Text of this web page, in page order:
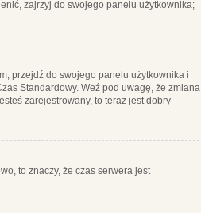
zajrzyj do swojego panelu użytkownika;
przejdź do swojego panelu użytkownika i
Standardowy. Weź pod uwagę, że zmiana
zarejestrowany, to teraz jest dobry
to znaczy, że czas serwera jest